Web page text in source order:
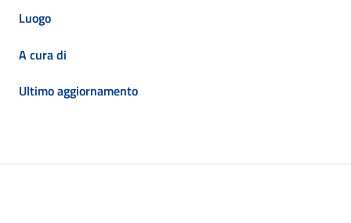
Luogo
A cura di
Ultimo aggiornamento